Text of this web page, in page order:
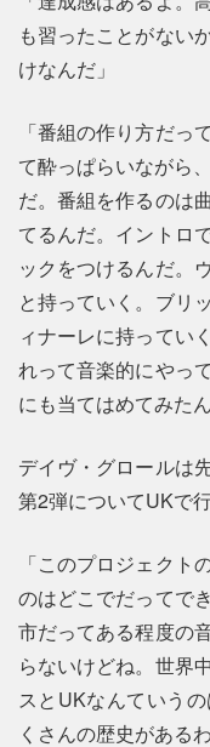
も習ったことがない
けなんだ」
「番組の作り方だっ
て酔っぱらいながら
だ。番組を作るのは
てるんだ。イントロ
ックをつけるんだ。
と持っていく。ブリ
ィナーレに持ってい
れって音楽的にやっ
にも当てはめてみた
デイヴ・グロールは
第2弾についてUKで
「このプロジェクト
のはどこでだってで
市だってある程度の
らないけどね。世界
スとUKなんていう
くさんの歴史がある